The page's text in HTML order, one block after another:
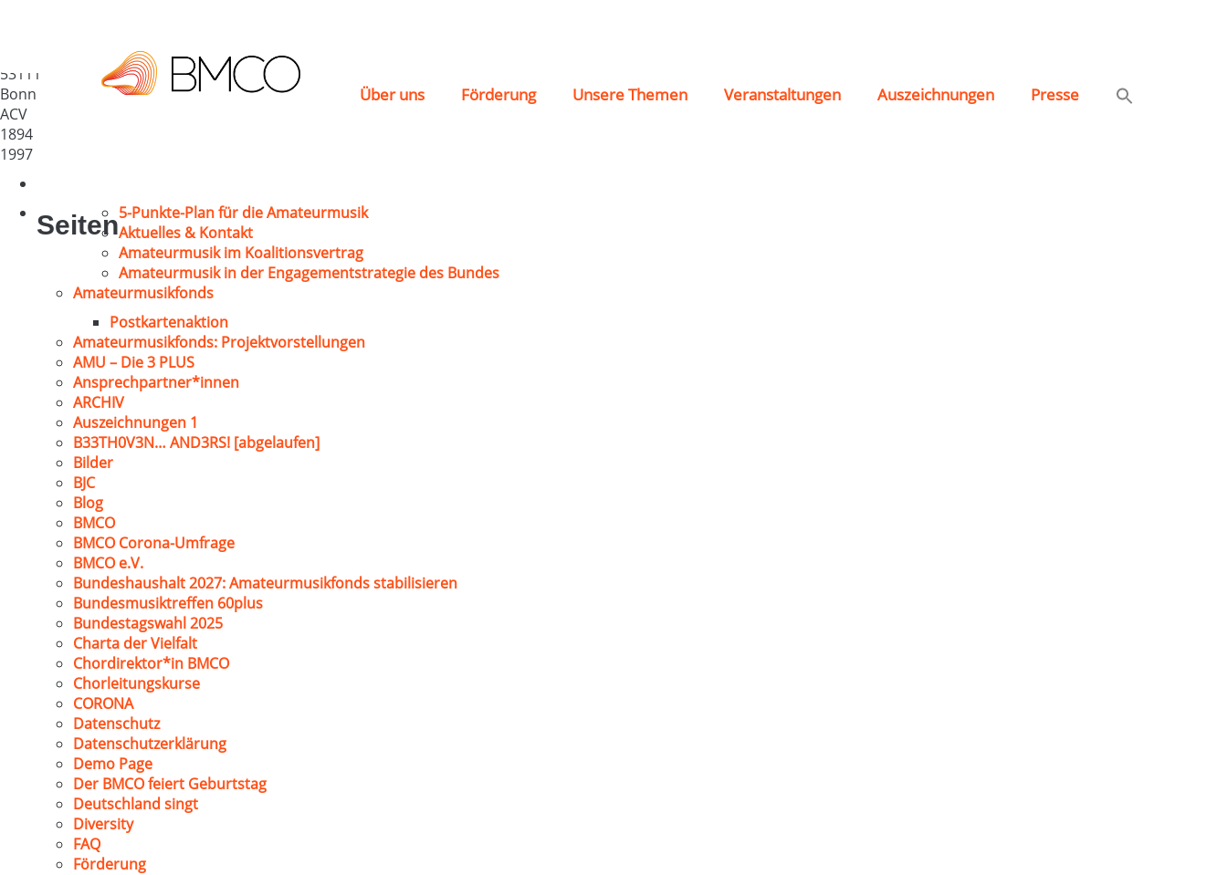
Über uns Förderung Unsere Themen Veranstaltungen Auszeichnungen Presse
53111
Bonn
ACV
1894
1997
Seiten5-Punkte-Plan für die Amateurmusik
Aktuelles & Kontakt
Amateurmusik im Koalitionsvertrag
Amateurmusik in der Engagementstrategie des Bundes
Amateurmusikfonds
Postkartenaktion
Amateurmusikfonds: Projektvorstellungen
AMU – Die 3 PLUS
Ansprechpartner*innen
ARCHIV
Auszeichnungen 1
B33TH0V3N… AND3RS! [abgelaufen]
Bilder
BJC
Blog
BMCO
BMCO Corona-Umfrage
BMCO e.V.
Bundeshaushalt 2027: Amateurmusikfonds stabilisieren
Bundesmusiktreffen 60plus
Bundestagswahl 2025
Charta der Vielfalt
Chordirektor*in BMCO
Chorleitungskurse
CORONA
Datenschutz
Datenschutzerklärung
Demo Page
Der BMCO feiert Geburtstag
Deutschland singt
Diversity
FAQ
Förderung